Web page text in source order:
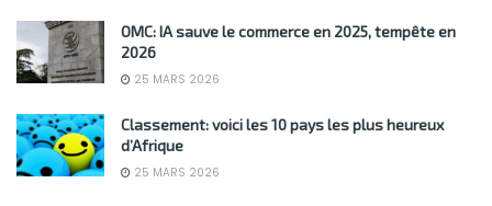
OMC: IA sauve le commerce en 2025, tempête en
2026
25 MARS 2026
Classement: voici les 10 pays les plus heureux
d’Afrique
25 MARS 2026